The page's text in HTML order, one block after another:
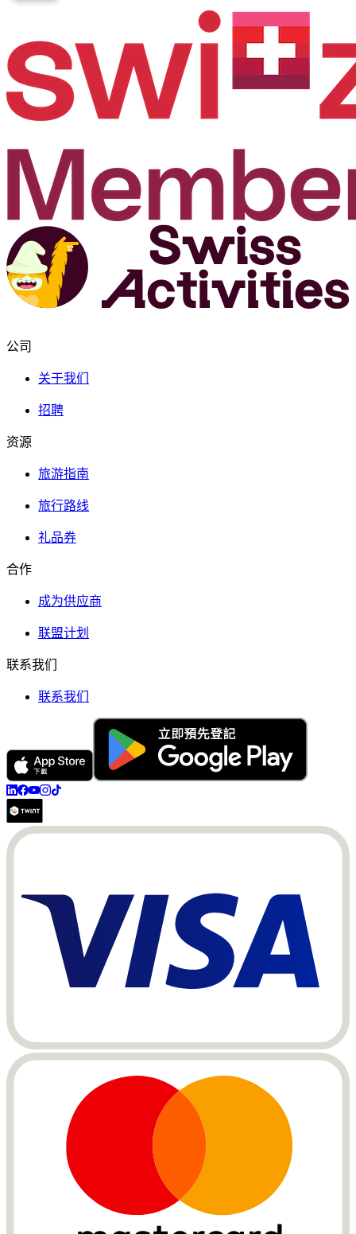
公司
关于我们
招聘
资源
旅游指南
旅行路线
礼品券
合作
成为供应商
联盟计划
联系我们
联系我们